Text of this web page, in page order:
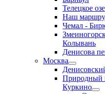
Телецкое
Наш
Чемал -
Колывань
Денисова
Москва
Природный
Куркино